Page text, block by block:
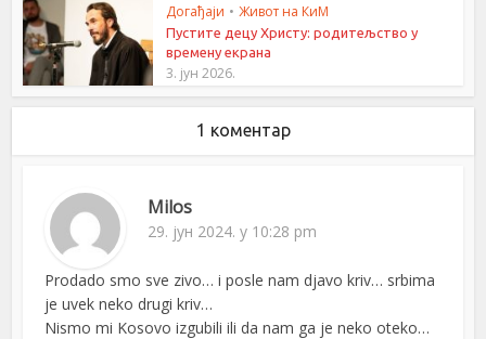
Догађаји • Живот на КиМ
Пустите децу Христу: родитељство у
времену екрана
3. јун 2026.
1 коментар
Milos
29. јун 2024. у 10:28 pm
Prodado smo sve zivo… i posle nam djavo kriv… srbima
je uvek neko drugi kriv…
Nismo mi Kosovo izgubili ili da nam ga je neko oteko…